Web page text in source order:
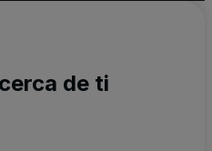
de ti